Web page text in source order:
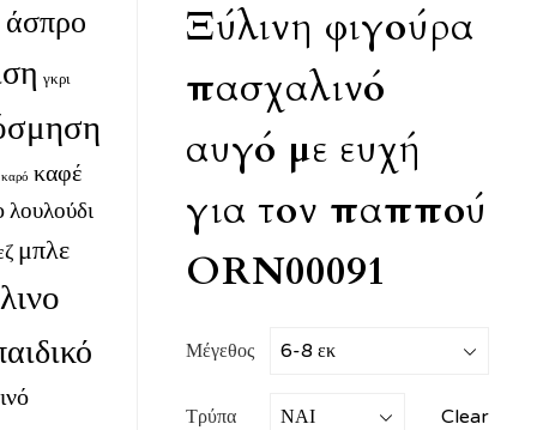
Ξύλινη φιγούρα
πασχαλινό
αυγό με ευχή
για τον παππού
ORN00091
Μέγεθος
Τρύπα Clear
άσπρο
γκρι
καρό καφέ
λουλούδι
μπλε